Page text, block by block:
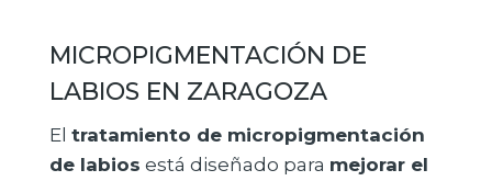
MICROPIGMENTACIÓN DE
LABIOS EN ZARAGOZA
El tratamiento de micropigmentación
de labios está diseñado para mejorar el